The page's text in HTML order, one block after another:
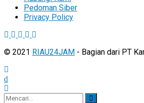
Pedoman Siber
Privacy Policy
© 2021 RIAU24JAM - Bagian dari PT